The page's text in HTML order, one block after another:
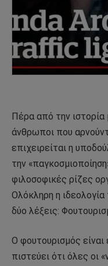
Πέρα από την ιστορία
άνθρωποι που
επιχειρείται η
την
φιλοσοφικές ρίζες
Ολόκληρη η
δύο λέξεις:
Ο φουτουρισμός είναι
πιστεύει ότι όλες οι